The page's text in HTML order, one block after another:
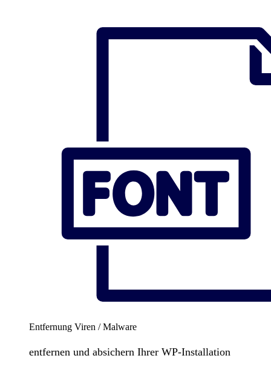
Entfernung Viren / Malware
entfernen und absichern Ihrer WP-Installation